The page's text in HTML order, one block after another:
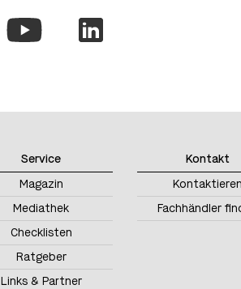
Service
Magazin
Mediathek
Checklisten
Ratgeber
Links & Partner
Kontakt
Kontaktieren
Fachhändler